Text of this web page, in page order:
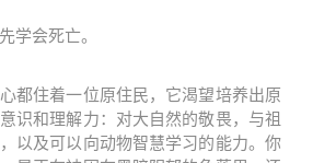
学会死亡。
都住着一位原住民，它渴望培养出原
识和理解力：对大自然的敬畏，与祖
以及可以向动物智慧学习的能力。 你